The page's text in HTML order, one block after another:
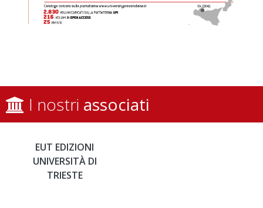
I nostri associati
EUT EDIZIONI
UNIVERSITÀ DI
TRIESTE